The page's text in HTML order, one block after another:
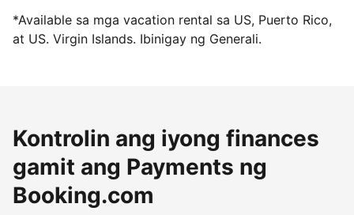
*Available sa mga vacation rental sa US, Puerto Rico,
at US. Virgin Islands. Ibinigay ng Generali.
Kontrolin ang iyong finances
gamit ang Payments ng
Booking.com